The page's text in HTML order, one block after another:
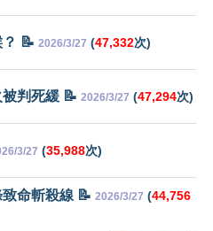
📝 2026/3/27 (47,332次)
判死緩 📝 2026/3/27 (47,294次)
3/27 (35,988次)
命斬殺線 📝 2026/3/27 (44,756